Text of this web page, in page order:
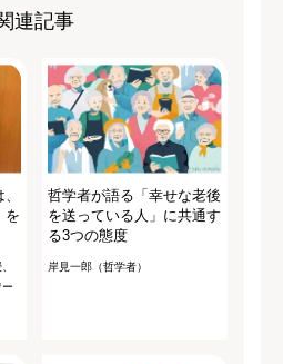
連記事
を
哲学者が語る「幸せな老後
を送っている人」に共通す
る3つの態度
岸見一郎（哲学者）